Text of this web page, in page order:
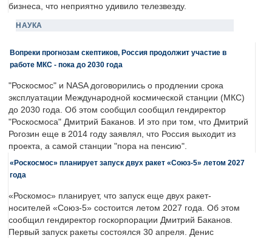
бизнеса, что неприятно удивило телезвезду.
НАУКА
Вопреки прогнозам скептиков, Россия продолжит участие в
работе МКС - пока до 2030 года
"Роскосмос" и NASA договорились о продлении срока
эксплуатации Международной космической станции (МКС)
до 2030 года. Об этом сообщил сообщил гендиректор
"Роскосмоса" Дмитрий Баканов. И это при том, что Дмитрий
Рогозин еще в 2014 году заявлял, что Россия выходит из
проекта, а самой станции "пора на пенсию".
«Роскосмос» планирует запуск двух ракет «Союз-5» летом 2027
года
«Роскомос» планирует, что запуск еще двух ракет-
носителей «Союз-5» состоится летом 2027 года. Об этом
сообщил гендиректор госкорпорации Дмитрий Баканов.
Первый запуск ракеты состоялся 30 апреля. Денис